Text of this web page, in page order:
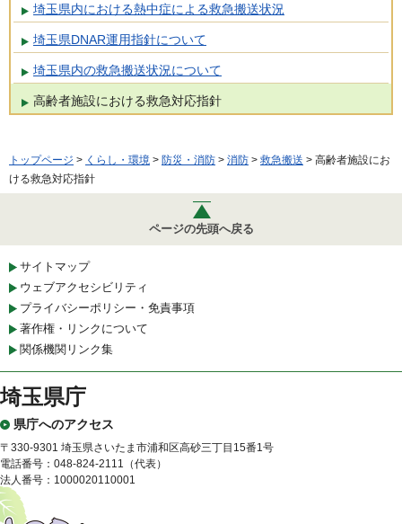
埼玉県内における熱中症による救急搬送状況
埼玉県DNAR運用指針について
埼玉県内の救急搬送状況について
高齢者施設における救急対応指針
トップページ > くらし・環境 > 防災・消防 > 消防 > 救急搬送 > 高齢者施設にお
ける救急対応指針
ページの先頭へ戻る
サイトマップ
ウェブアクセシビリティ
プライバシーポリシー・免責事項
著作権・リンクについて
関係機関リンク集
埼玉県庁
県庁へのアクセス
〒330-9301 埼玉県さいたま市浦和区高砂三丁目15番1号
電話番号：048-824-2111（代表）
法人番号：1000020110001